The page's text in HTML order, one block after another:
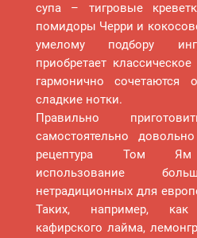
супа – тигровые
помидоры Черри и
умелому подбору
приобретает
гармонично сочетаются
сладкие нотки.
Правильно
самостоятельно
рецептура Том Ям
использование
нетрадиционных для
Таких, например, как
кафирского лайма,